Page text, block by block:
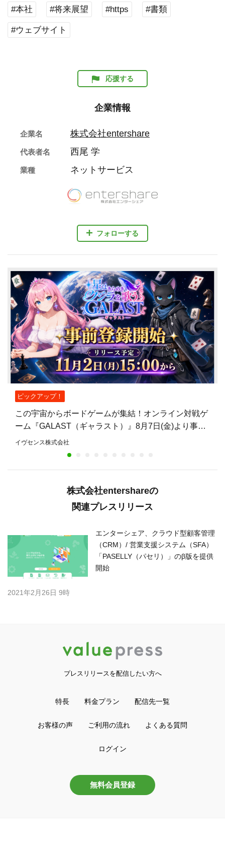
#本社 #将来展望 #https #書類
#ウェブサイト
応援する
企業情報
フォローする
企業名 株式会社entershare
代表者名 西尾 学
業種 ネットサービス
ピックアップ！
この宇宙からボードゲームが集結！オンライン対戦ゲ
ーム『GALAST（ギャラスト）』8月7日(金)より事前
登録開始！
イヴセンス株式会社
株式会社entershareの
関連プレスリリース
エンターシェア、クラウド型顧客管理
（CRM）/ 営業支援システム（SFA）
「PASELLY（パセリ）」のβ版を提供
開始
2021年2月26日 9時
プレスリリースを配信したい方へ
特長 料金プラン 配信先一覧
お客様の声 ご利用の流れ よくある質問
ログイン
無料会員登録